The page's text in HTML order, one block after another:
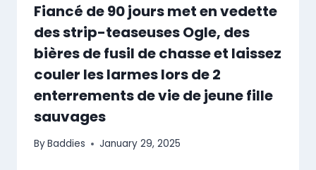
Fiancé de 90 jours met en vedette
des strip-teaseuses Ogle, des
bières de fusil de chasse et laissez
couler les larmes lors de 2
enterrements de vie de jeune fille
sauvages
ByBaddies January 29, 2025